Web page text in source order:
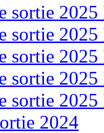
sortie 2025
sortie 2025
sortie 2025
sortie 2025
sortie 2025
2024